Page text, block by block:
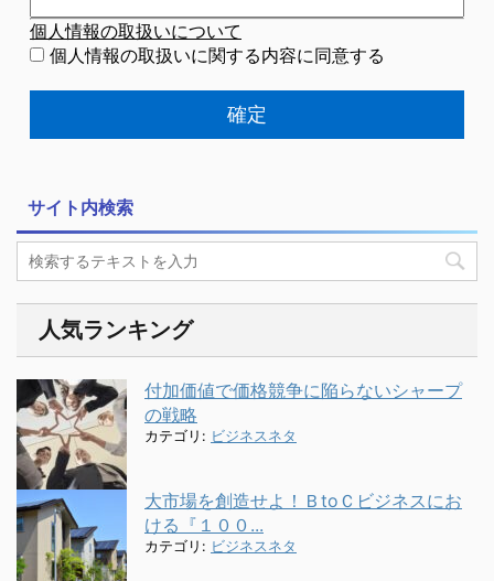
個人情報の取扱いについて
個人情報の取扱いに関する内容に同意する
サイト内検索
人気ランキング
付加価値で価格競争に陥らないシャープ
の戦略
カテゴリ: ビジネスネタ
大市場を創造せよ！ＢtoＣビジネスにお
ける『１００...
カテゴリ: ビジネスネタ